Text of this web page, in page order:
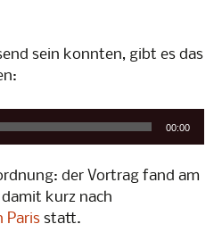
sein konnten, gibt es das
00:00
der Vortrag fand am
damit kurz nach
Paris statt.